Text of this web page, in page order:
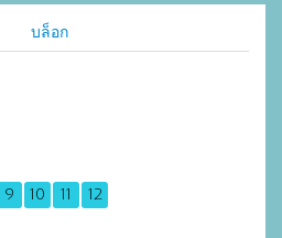
บล็อก
9 10 11 12